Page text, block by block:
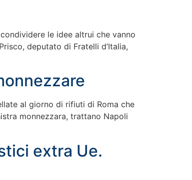
le idee altrui che vanno
deputato di Fratelli d’Italia,
al giorno di rifiuti di Roma che
monnezzara, trattano Napoli
extra Ue.